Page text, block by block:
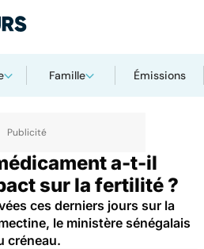
Famille Émissions
a-t-il
sur la fertilité ?
ces derniers jours sur la
le ministère sénégalais
créneau.